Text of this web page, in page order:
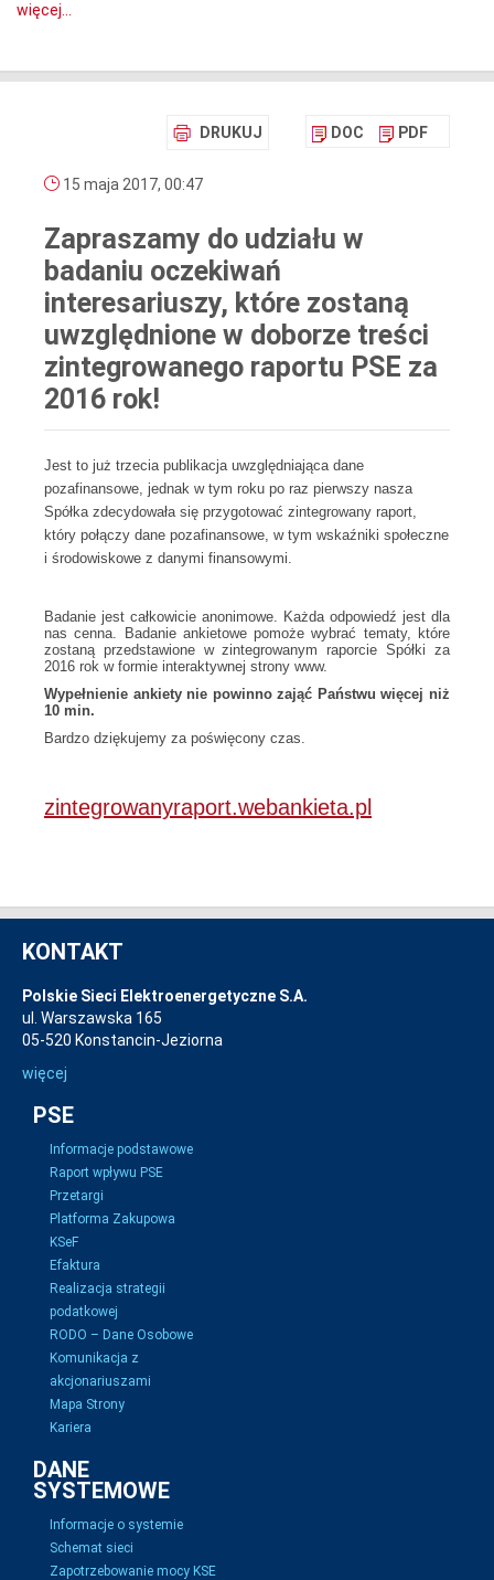
więcej...
DRUKUJ DOC PDF
15 maja 2017, 00:47
Zapraszamy do udziału w
badaniu oczekiwań
interesariuszy, które zostaną
uwzględnione w doborze treści
zintegrowanego raportu PSE za
2016 rok!
Jest to już trzecia publikacja uwzględniająca dane
pozafinansowe, jednak w tym roku po raz pierwszy nasza
Spółka zdecydowała się przygotować zintegrowany raport,
który połączy dane pozafinansowe, w tym wskaźniki społeczne
i środowiskowe z danymi finansowymi.
Badanie jest całkowicie anonimowe. Każda odpowiedź jest dla
nas cenna. Badanie ankietowe pomoże wybrać tematy, które
zostaną przedstawione w zintegrowanym raporcie Spółki za
2016 rok w formie interaktywnej strony www.
Wypełnienie ankiety nie powinno zająć Państwu więcej niż
10 min.
Bardzo dziękujemy za poświęcony czas.
zintegrowanyraport.webankieta.pl
KONTAKT
Polskie Sieci Elektroenergetyczne S.A.
ul. Warszawska 165
05-520 Konstancin-Jeziorna
więcej
PSE
Informacje podstawowe
Raport wpływu PSE
Przetargi
Platforma Zakupowa
KSeF
Efaktura
Realizacja strategii
podatkowej
RODO – Dane Osobowe
Komunikacja z
akcjonariuszami
Mapa Strony
Kariera
DANE
SYSTEMOWE
Informacje o systemie
Schemat sieci
Zapotrzebowanie mocy KSE